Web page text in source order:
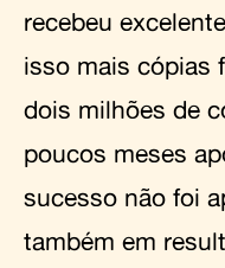
recebeu
isso mais cópias
dois milhões de
poucos meses
sucesso não foi
também em